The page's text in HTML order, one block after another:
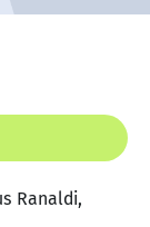
Ranaldi,